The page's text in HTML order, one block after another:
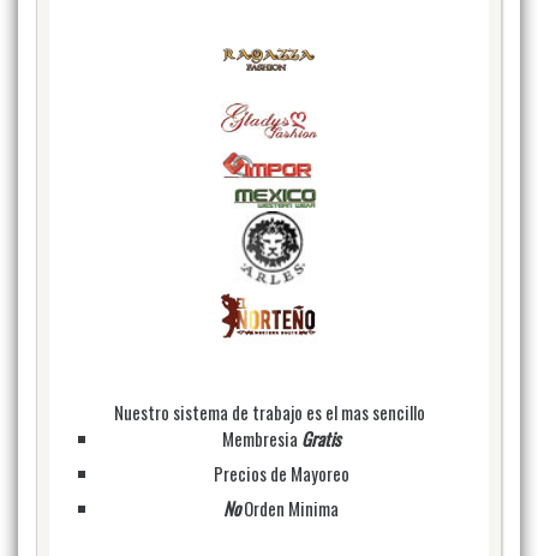
Nuestro sistema de trabajo es el mas sencillo
Membresia Gratis
Precios de Mayoreo
NoOrden Minima